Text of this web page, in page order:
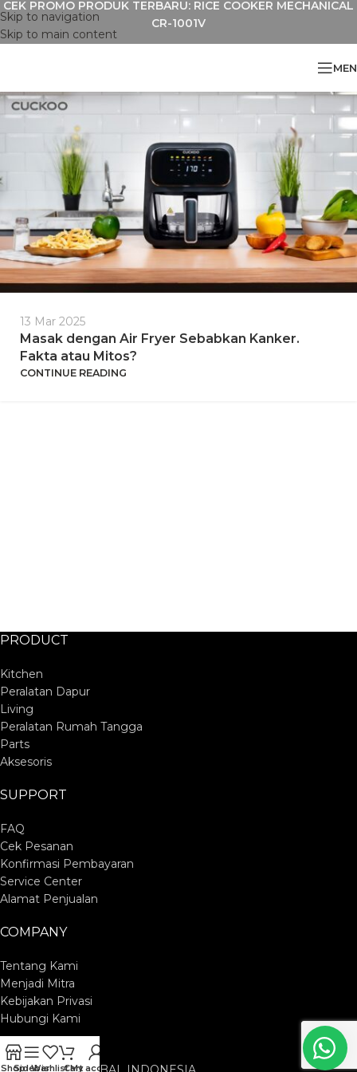
Skip to navigation
Skip to main content
CEK PROMO PRODUK TERBARU: RICE COOKER MECHANICAL
CR-1001V
13 Mar 2025
Masak dengan Air Fryer Sebabkan Kanker.
Fakta atau Mitos?
CONTINUE READING
PRODUCT
Kitchen
Peralatan Dapur
Living
Peralatan Rumah Tangga
Parts
Aksesoris
SUPPORT
FAQ
Cek Pesanan
Konfirmasi Pembayaran
Service Center
Alamat Penjualan
COMPANY
Tentang Kami
Menjadi Mitra
Kebijakan Privasi
Hubungi Kami
ShopSidebarWishlistCart
My account